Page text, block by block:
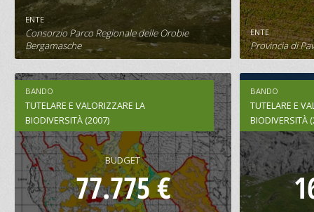
ENTE
Consorzio Parco Regionale delle Orobie
Bergamasche
SCHEDA PROGETTO ENTE
Provincia di
BANDO
TUTELARE E VALORIZZARE LA
BIODIVERSITÀ (2007)
BUDGET
77.775 €
BANDO
TUTELARE E
BIODIVERSITÀ